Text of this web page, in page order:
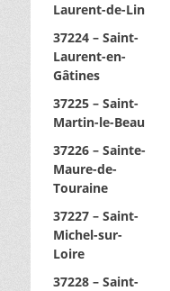
Laurent-de-Lin
37224 – Saint-
Laurent-en-
Gâtines
37225 – Saint-
Martin-le-Beau
37226 – Sainte-
Maure-de-
Touraine
37227 – Saint-
Michel-sur-
Loire
37228 – Saint-